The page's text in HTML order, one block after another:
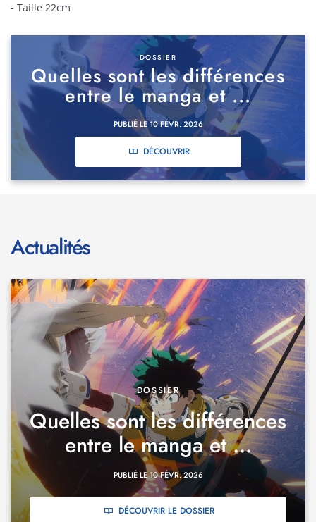
- Taille 22cm
DOSSIER
Quelles sont les différences
entre le manga et ...
PUBLIÉ LE 10 FÉVR. 2026
DÉCOUVRIR
Actualités
DOSSIER
Quelles sont les différences
entre le manga et ...
PUBLIÉ LE 10 FÉVR. 2026
DÉCOUVRIR LE DOSSIER